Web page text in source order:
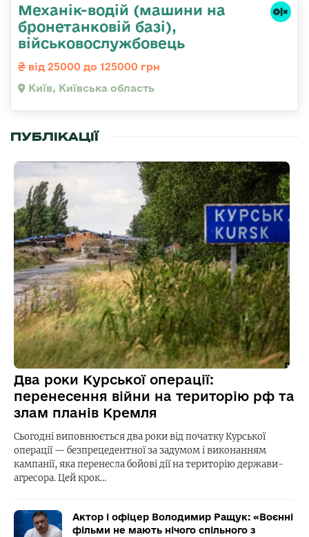
Механік-водій (машини на
бронетанковій базі),
військовослужбовець
від 25000 до 125000 грн
Київ, Київська область
ПУБЛІКАЦІЇ
Два роки Курської операції:
перенесення війни на територію рф та
злам планів Кремля
Сьогодні виповнюється два роки від початку Курської
операції — безпрецедентної за задумом і виконанням
кампанії, яка перенесла бойові дії на територію держави-
агресора. Цей крок…
Актор і офіцер Володимир Ращук: «Воєнні
фільми не мають нічого спільного з